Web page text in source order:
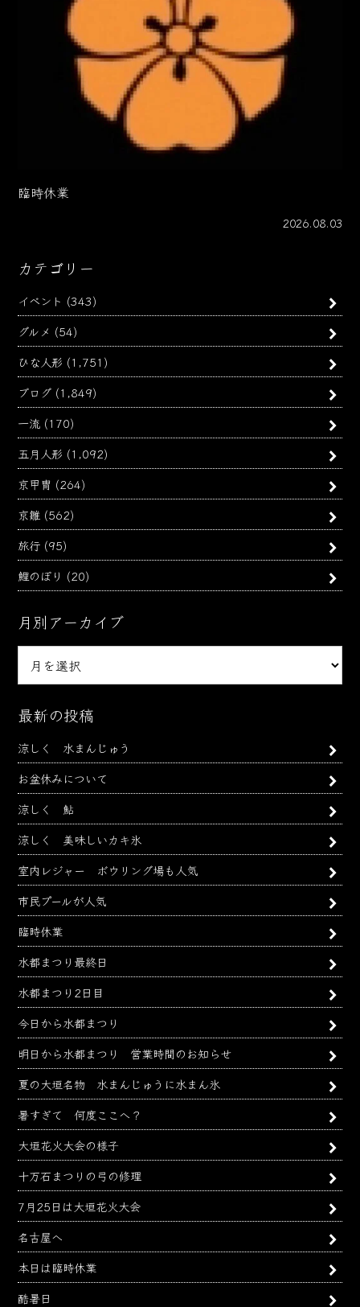
臨時休業
2026.08.03
カテゴリー
イベント (343)
グルメ (54)
ひな人形 (1,751)
ブログ (1,849)
一流 (170)
五月人形 (1,092)
京甲冑 (264)
京雛 (562)
旅行 (95)
鯉のぼり (20)
月別アーカイブ
ー
イ
ブ
最新の投稿
涼しく 水まんじゅう
お盆休みについて
涼しく 鮎
涼しく 美味しいカキ氷
室内レジャー ボウリング場も人気
市民プールが人気
臨時休業
水都まつり最終日
水都まつり2日目
今日から水都まつり
明日から水都まつり 営業時間のお知らせ
夏の大垣名物 水まんじゅうに水まん氷
暑すぎて 何度ここへ？
大垣花火大会の様子
十万石まつりの弓の修理
7月25日は大垣花火大会
名古屋へ
本日は臨時休業
酷暑日